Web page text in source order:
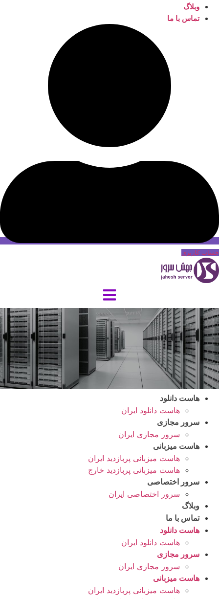
وبلاگ
تماس با ما
حساب کاربری
هاست دانلود
هاست دانلود ایران
سرور مجازی
سرور مجازی ایران
هاست میزبانی
هاست میزبانی پربازدید ایران
هاست میزبانی پربازدید خارج
سرور اختصاصی
سرور اختصاصی ایران
وبلاگ
تماس با ما
هاست دانلود
هاست دانلود ایران
سرور مجازی
سرور مجازی ایران
هاست میزبانی
هاست میزبانی پربازدید ایران